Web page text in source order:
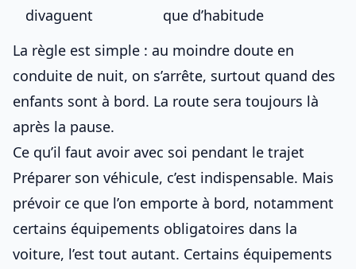
divaguent
que d’habitude
La règle est simple : au moindre doute en
conduite de nuit, on s’arrête, surtout quand des
enfants sont à bord. La route sera toujours là
après la pause.
Ce qu’il faut avoir avec soi pendant le trajet
Préparer son véhicule, c’est indispensable. Mais
prévoir ce que l’on emporte à bord, notamment
certains équipements obligatoires dans la
voiture, l’est tout autant. Certains équipements